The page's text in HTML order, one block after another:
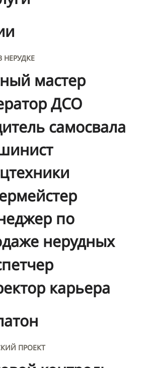
НЕРУДКЕ
мастер
ДСО
самосвала
по
нерудных
карьера
ПРОЕКТ